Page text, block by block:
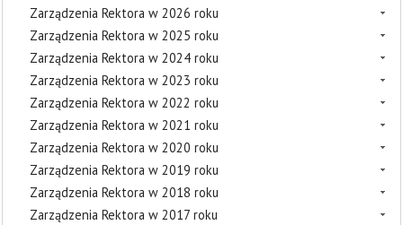
Zarządzenia Rektora w 2026 roku
Zarządzenia Rektora w 2025 roku
Zarządzenia Rektora w 2024 roku
Zarządzenia Rektora w 2023 roku
Zarządzenia Rektora w 2022 roku
Zarządzenia Rektora w 2021 roku
Zarządzenia Rektora w 2020 roku
Zarządzenia Rektora w 2019 roku
Zarządzenia Rektora w 2018 roku
Zarządzenia Rektora w 2017 roku